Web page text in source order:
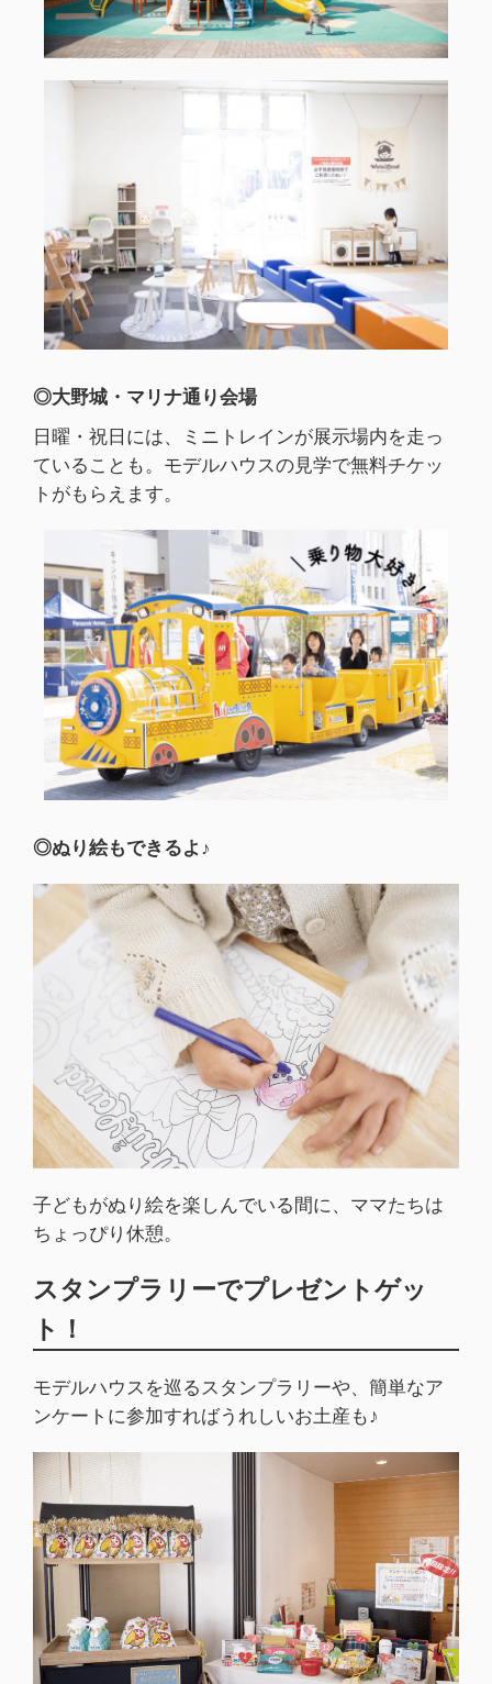
◎大野城・マリナ通り会場
日曜・祝日には、ミニトレインが展示場内を走っ
ていることも。モデルハウスの見学で無料チケッ
トがもらえます。
◎ぬり絵もできるよ♪
子どもがぬり絵を楽しんでいる間に、ママたちは
ちょっぴり休憩。
スタンプラリーでプレゼントゲッ
ト！
モデルハウスを巡るスタンプラリーや、簡単なア
ンケートに参加すればうれしいお土産も♪